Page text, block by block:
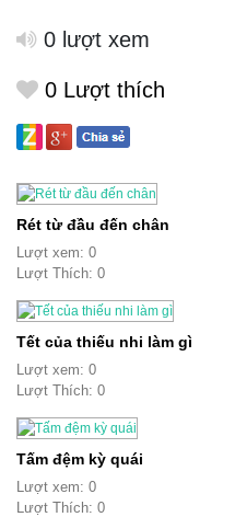
0 lượt xem
0 Lượt thích
Rét từ đầu đến chân
Lượt xem: 0
Lượt Thích: 0
Tết của thiếu nhi làm gì
Lượt xem: 0
Lượt Thích: 0
Tấm đệm kỳ quái
Lượt xem: 0
Lượt Thích: 0